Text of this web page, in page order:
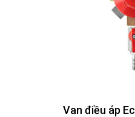
Van điều áp